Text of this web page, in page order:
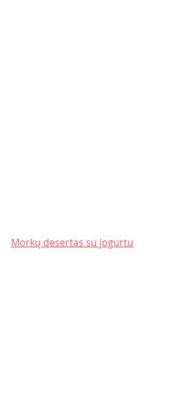
Morkų desertas su jogurtu